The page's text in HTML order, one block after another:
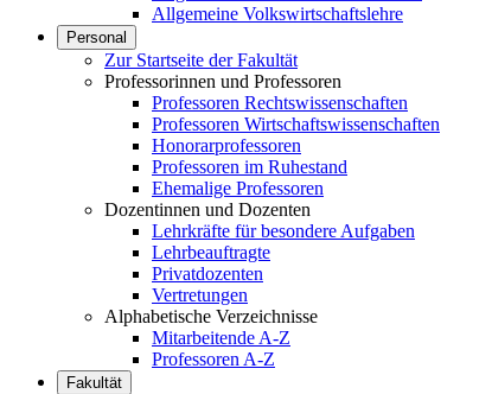
Allgemeine Volkswirtschaftslehre
Personal
Zur Startseite der Fakultät
Professorinnen und Professoren
Professoren Rechtswissenschaften
Professoren Wirtschaftswissenschaften
Honorarprofessoren
Professoren im Ruhestand
Ehemalige Professoren
Dozentinnen und Dozenten
Lehrkräfte für besondere Aufgaben
Lehrbeauftragte
Privatdozenten
Vertretungen
Alphabetische Verzeichnisse
Mitarbeitende A-Z
Professoren A-Z
Fakultät